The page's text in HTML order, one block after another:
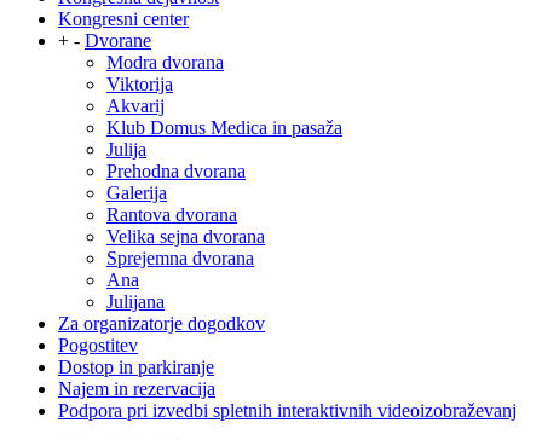
Kongresni center
+ - Dvorane
Modra dvorana
Viktorija
Akvarij
Klub Domus Medica in pasaža
Julija
Prehodna dvorana
Galerija
Rantova dvorana
Velika sejna dvorana
Sprejemna dvorana
Ana
Julijana
Za organizatorje dogodkov
Pogostitev
Dostop in parkiranje
Najem in rezervacija
Podpora pri izvedbi spletnih interaktivnih videoizobraževanj